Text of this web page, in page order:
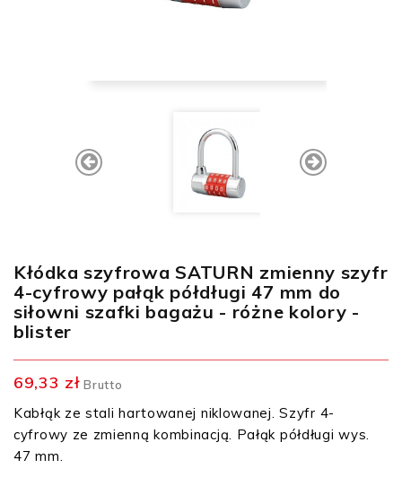
Kłódka szyfrowa SATURN zmienny szyfr
4-cyfrowy pałąk półdługi 47 mm do
siłowni szafki bagażu - różne kolory -
blister
69,33 zł Brutto
Kabłąk ze stali hartowanej niklowanej. Szyfr 4-
cyfrowy ze zmienną kombinacją. Pałąk półdługi wys.
47 mm.